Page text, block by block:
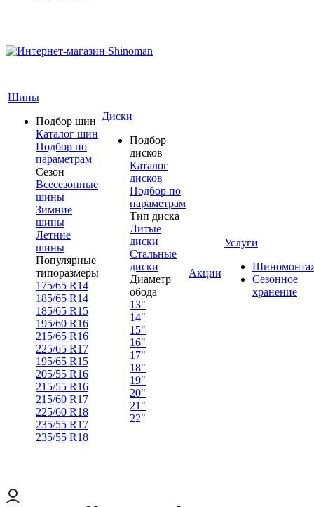
Шины
Подбор шин
Каталог шин
Подбор по
параметрам
Сезон
Всесезонные
шины
Зимние
шины
Летние
шины
Популярные
типоразмеры
175/65 R14
185/65 R14
185/65 R15
195/60 R16
215/65 R16
225/65 R17
195/65 R15
205/55 R16
215/55 R16
215/60 R17
225/60 R18
235/55 R17
235/55 R18
Диски
Подбор
дисков
Каталог
дисков
Подбор по
параметрам
Тип диска
Литые
диски
Стальные
диски
Диаметр
обода
13"
14"
15"
16"
17"
18"
19"
20"
21"
22"
Акции
Услуги
Сезонное
хранение